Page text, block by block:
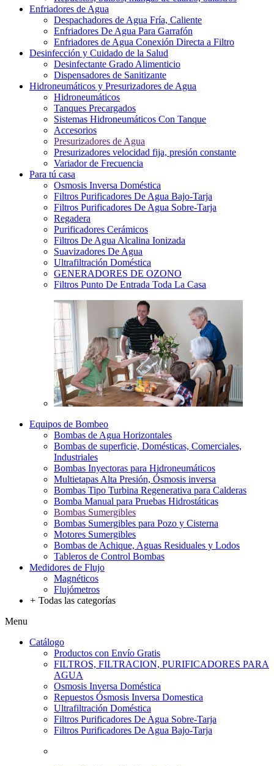
Enfriadores de Agua
Despachadores de Agua Fría, Caliente
Enfriadores De Agua Para Garrafón
Enfriadores de Agua Conexión Directa a Filtro
Desinfección y Cuidado de la Salud
Desinfectante Grado Alimenticio
Dispensadores de Sanitizante
Hidroneumáticos y Presurizadores de Agua
Hidroneumáticos
Tanques Precargados
Sistemas Hidroneumáticos Con Tanque
Accesorios
Presurizadores de Agua
Presurizadores velocidad fija, presión constante
Variador de Frecuencia
Para tú casa
Osmosis Inversa Doméstica
Filtros Purificadores De Agua Bajo-Tarja
Filtros Purificadores De Agua Sobre-Tarja
Regadera
Purificadores Cerámicos
Filtros De Agua Alcalina Ionizada
Suavizadores De Agua
Ultrafiltración Doméstica
GENERADORES DE OZONO
Filtros Punto De Entrada Toda La Casa
Equipos de Bombeo
Bombas de Agua Horizontales
Bombas de superficie, Domésticas, Comerciales,
Industriales
Bombas Inyectoras para Hidroneumáticos
Multietapas Alta Presión, Ósmosis inversa
Bombas Tipo Turbina Regenerativa para Calderas
Bomba Manual para Pruebas Hidrostáticas
Bombas Sumergibles
Bombas Sumergibles para Pozo y Cisterna
Motores Sumergibles
Bombas de Achique, Aguas Residuales y Lodos
Tableros de Control Bombas
Medidores de Flujo
Magnéticos
Flujómetros
+ Todas las categorías
Menu
Catálogo
Productos con Envío Gratis
FILTROS, FILTRACION, PURIFICADORES PARA
AGUA
Osmosis Inversa Doméstica
Repuestos Ósmosis Inversa Domestica
Ultrafiltración Doméstica
Filtros Purificadores De Agua Sobre-Tarja
Filtros Purificadores De Agua Bajo-Tarja